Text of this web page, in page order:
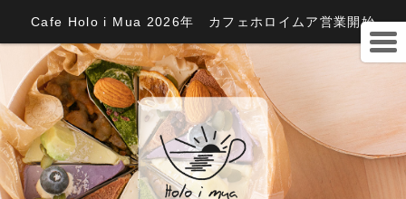
Cafe Holo i Mua 2026年 カフェホロイムア営業開始